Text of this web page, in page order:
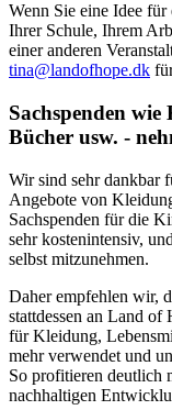
Wenn Sie eine Idee
Ihrer Schule, Ihrem
einer anderen
tina@landofhope.dk
Sachspenden
Bücher usw. -
Wir sind sehr dankbar
Angebote von
Sachspenden für die
sehr kostenintensiv,
selbst mitzunehmen.
Daher empfehlen wir,
stattdessen an Land
für Kleidung,
mehr verwendet und
So profitieren deutlich
nachhaltigen